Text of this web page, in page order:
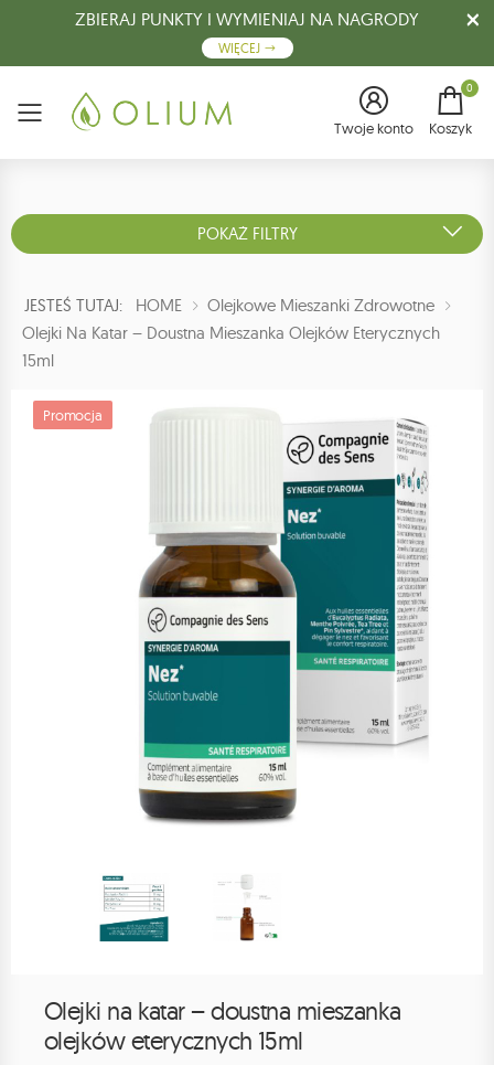
ZBIERAJ PUNKTY I WYMIENIAJ NA NAGRODY
WIĘCEJ
Menu Twoje konto
0
Koszyk
POKAŻ FILTRY
JESTEŚ TUTAJ: HOME
Olejkowe Mieszanki Zdrowotne
Olejki Na Katar – Doustna Mieszanka Olejków Eterycznych
15ml
Promocja
Olejki na katar – doustna mieszanka
olejków eterycznych 15ml